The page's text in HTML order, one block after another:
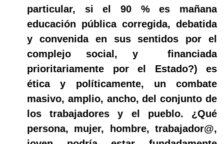
particular, si el 90 % es mañana
educación pública corregida, debatida
y convenida en sus sentidos por el
complejo social, y
financiada
prioritariamente por el Estado?) es
ética y políticamente, un combate
masivo, amplio, ancho, del conjunto de
los trabajadores y el pueblo. ¿Qué
persona, mujer, hombre, trabajador@,